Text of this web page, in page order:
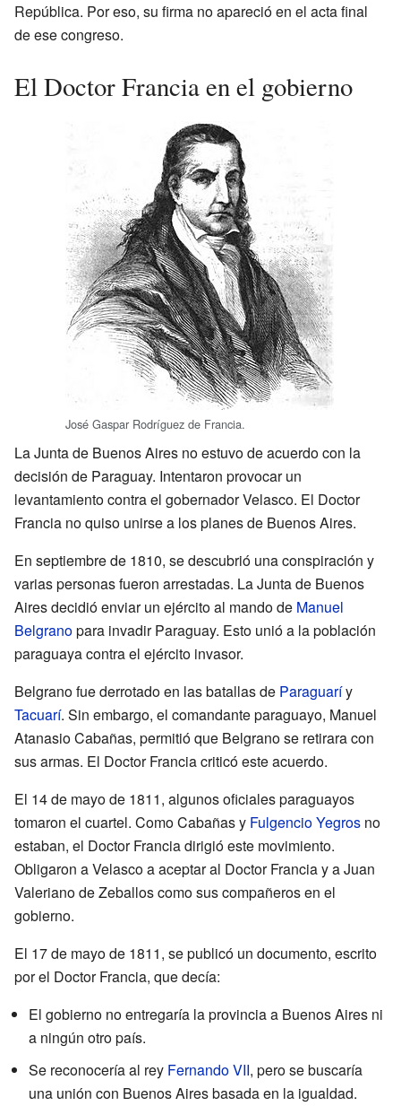
República. Por eso, su firma no apareció en el acta final
de ese congreso.
El Doctor Francia en el gobierno
José Gaspar Rodríguez de Francia.
La Junta de Buenos Aires no estuvo de acuerdo con la
decisión de Paraguay. Intentaron provocar un
levantamiento contra el gobernador Velasco. El Doctor
Francia no quiso unirse a los planes de Buenos Aires.
En septiembre de 1810, se descubrió una conspiración y
varias personas fueron arrestadas. La Junta de Buenos
Aires decidió enviar un ejército al mando de Manuel
Belgranopara invadir Paraguay. Esto unió a la población
paraguaya contra el ejército invasor.
Belgrano fue derrotado en las batallas de Paraguaríy
Tacuarí. Sin embargo, el comandante paraguayo, Manuel
Atanasio Cabañas, permitió que Belgrano se retirara con
sus armas. El Doctor Francia criticó este acuerdo.
El 14 de mayo de 1811, algunos oficiales paraguayos
tomaron el cuartel. Como Cabañas y Fulgencio Yegros no
estaban, el Doctor Francia dirigió este movimiento.
Obligaron a Velasco a aceptar al Doctor Francia y a Juan
Valeriano de Zeballos como sus compañeros en el
gobierno.
El 17 de mayo de 1811, se publicó un documento, escrito
por el Doctor Francia, que decía:
El gobierno no entregaría la provincia a Buenos Aires ni
a ningún otro país.
Se reconocería al rey Fernando VII, pero se buscaría
una unión con Buenos Aires basada en la igualdad.